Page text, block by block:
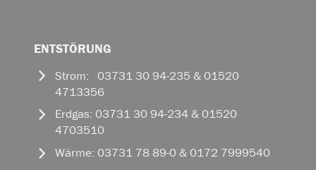
ENTSTÖRUNG
Strom: 03731 30 94-235 & 01520
4713356
Erdgas: 03731 30 94-234 & 01520
4703510
Wärme: 03731 78 89-0 & 0172 7999540